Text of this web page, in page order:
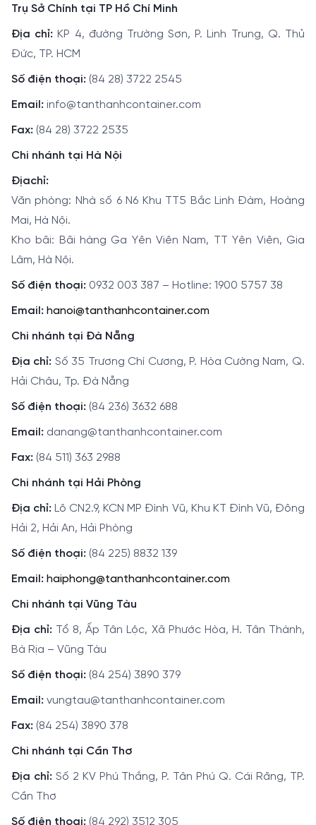
Trụ Sở Chính tại TP Hồ Chí Minh
Địa chỉ: KP 4, đường Trường Sơn, P. Linh Trung, Q. Thủ
Đức, TP. HCM
Số điện thoại: (84 28) 3722 2545
Email: info@tanthanhcontainer.com
Fax: (84 28) 3722 2535
Chi nhánh tại Hà Nội
Địachỉ:
Văn phòng: Nhà số 6 N6 Khu TT5 Bắc Linh Đàm, Hoàng
Mai, Hà Nội.
Kho bãi: Bãi hàng Ga Yên Viên Nam, TT Yên Viên, Gia
Lâm, Hà Nội.
Số điện thoại: 0932 003 387 – Hotline: 1900 5757 38
Email: hanoi@tanthanhcontainer.com
Chi nhánh tại Đà Nẵng
Địa chỉ: Số 35 Trương Chí Cương, P. Hòa Cường Nam, Q.
Hải Châu, Tp. Đà Nẵng
Số điện thoại: (84 236) 3632 688
Email: danang@tanthanhcontainer.com
Fax: (84 511) 363 2988
Chi nhánh tại Hải Phòng
Địa chỉ: Lô CN2.9, KCN MP Đình Vũ, Khu KT Đình Vũ, Đông
Hải 2, Hải An, Hải Phòng
Số điện thoại: (84 225) 8832 139
Email: haiphong@tanthanhcontainer.com
Chi nhánh tại Vũng Tàu
Địa chỉ: Tổ 8, Ấp Tân Lộc, Xã Phước Hòa, H. Tân Thành,
Bà Rịa – Vũng Tàu
Số điện thoại: (84 254) 3890 379
Email: vungtau@tanthanhcontainer.com
Fax: (84 254) 3890 378
Chi nhánh tại Cần Thơ
Địa chỉ:Số 2 KV Phú Thắng, P. Tân Phú Q. Cái Răng, TP.
Cần Thơ
Số điện thoại: (84 292) 3512 305